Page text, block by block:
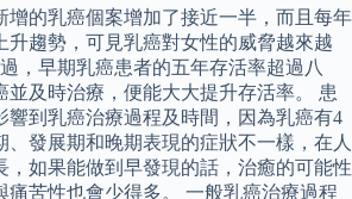
增的乳癌個案增加了接近一半，而且每年
升趨勢，可見乳癌對女性的威脅越來越
，早期乳癌患者的五年存活率超過八
並及時治療，便能大大提升存活率。 患
響到乳癌治療過程及時間，因為乳癌有4
、發展期和晚期表現的症狀不一樣，在人
，如果能做到早發現的話，治癒的可能性
痛苦性也會少得多。 一般乳癌治療過程